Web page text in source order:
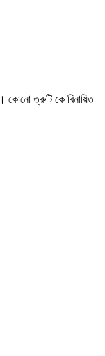
কোনো ত্রুটি কে বিনায়িত